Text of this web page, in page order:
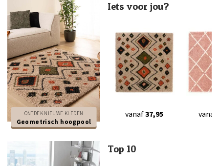
ONTDEK NIEUWE KLEDEN
Geometrisch hoogpool
Iets voor jou?
vanaf37,95 vanaf
Top 10